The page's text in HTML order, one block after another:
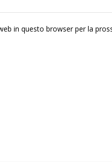
in questo browser per la